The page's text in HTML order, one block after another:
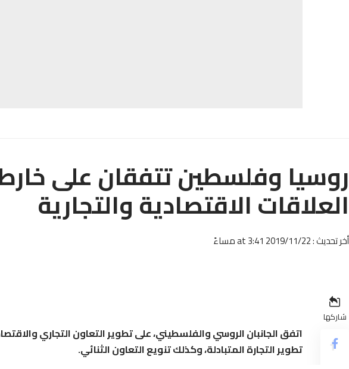
روسيا وفلسطين تتفقان على
العلاقات الاقتصادية والتجارية
أخر تحديث : 2019/11/22 at 3:41 مساءً
شاركها
اتفق الجانبان الروسي والفلسطيني، على تطوير التعاون التجاري
تطوير التجارة المتبادلة، وكذلك تنويع التعاون الثنائي.